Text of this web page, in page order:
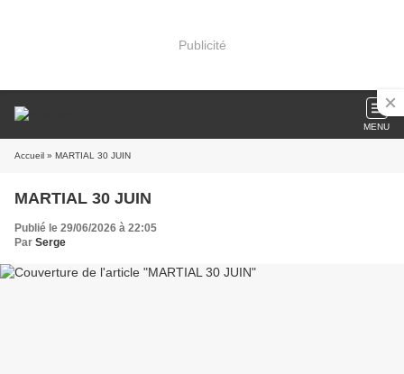
Publicité
MENU
Accueil » MARTIAL 30 JUIN
MARTIAL 30 JUIN
Publié le 29/06/2026 à 22:05
Par Serge